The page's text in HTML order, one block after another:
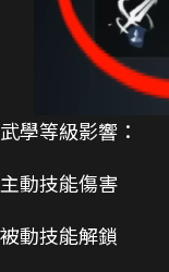
武學等級影響：
主動技能傷害
被動技能解鎖